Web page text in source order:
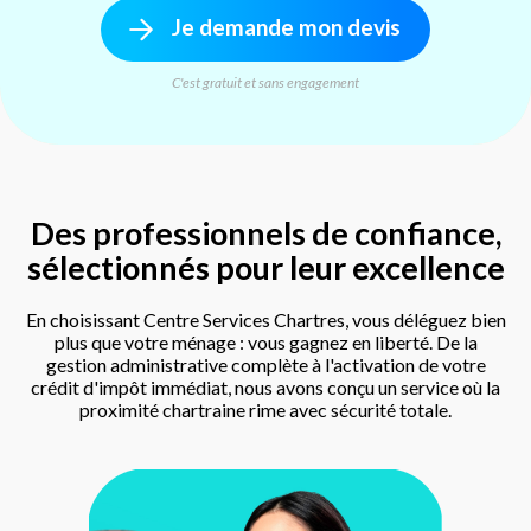
Je demande mon devis
C'est gratuit et sans engagement
Des professionnels de confiance,
sélectionnés pour leur excellence
En choisissant Centre Services Chartres, vous déléguez bien
plus que votre ménage : vous gagnez en liberté. De la
gestion administrative complète à l'activation de votre
crédit d'impôt immédiat, nous avons conçu un service où la
proximité chartraine rime avec sécurité totale.